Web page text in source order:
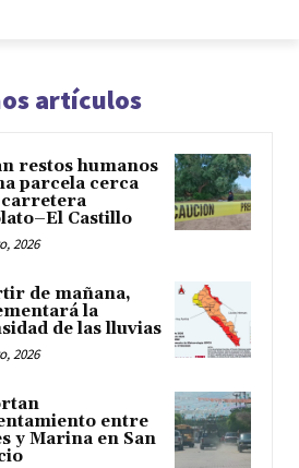
artículos
restos humanos
parcela cerca
carretera
Castillo
2026
de mañana,
la
de las lluvias
2026
entre
y Marina en San